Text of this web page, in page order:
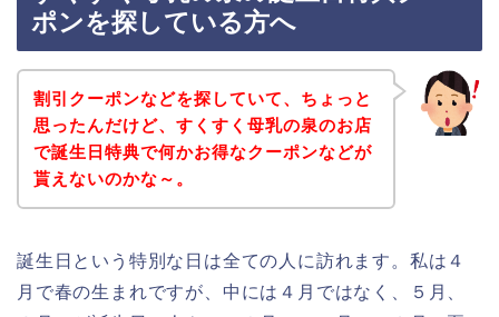
ポンを探している方へ
割引クーポンなどを探していて、ちょっと
思ったんだけど、すくすく母乳の泉のお店
で誕生日特典で何かお得なクーポンなどが
貰えないのかな～。
誕生日という特別な日は全ての人に訪れます。私は４
月で春の生まれですが、中には４月ではなく、５月、